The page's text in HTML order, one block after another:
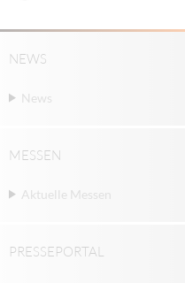
NEWS
News
MESSEN
Aktuelle Messen
PRESSEPORTAL